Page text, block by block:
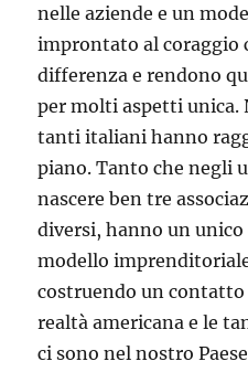
nelle aziende e un
improntato al coraggio
differenza e rendono
per molti aspetti unica.
tanti italiani hanno
piano. Tanto che negli
nascere ben tre
diversi, hanno un
modello
costruendo un
realtà americana e le
ci sono nel nostro